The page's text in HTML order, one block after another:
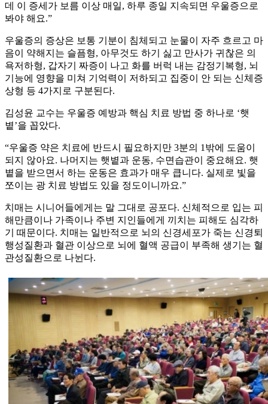
데 이 증세가 보름 이상 매일, 하루 종일 지속되면 우울증으로
봐야 해요.”
우울증의 증상은 보통 기분이 침체되고 눈물이 자주 흐르고 마
음이 약해지는 슬픔형, 아무것도 하기 싫고 만사가 귀찮은 의
욕저하형, 갑자기 짜증이 나고 화를 버럭 내는 감정기복형, 뇌
기능에 영향을 미쳐 기억력이 저하되고 집중이 안 되는 신체증
상형 등 4가지로 구분된다.
김성윤 교수는 우울증 예방과 핵심 치료 방법 중 하나로 ‘햇
볕’을 꼽았다.
“우울증 약은 치료에 반드시 필요하지만 3분의 1밖에 도움이
되지 않아요. 나머지는 햇볕과 운동, 수면습관이 중요해요. 햇
볕을 받으면서 하는 운동은 효과가 매우 큽니다. 실제로 빛을
쪼이는 광 치료 방법도 있을 정도이니까요.”
치매는 시니어들에게는 말 그대로 공포다. 신체적으로 입는 피
해만큼이나 가족이나 주변 지인들에게 끼치는 피해도 심각하
기 때문이다. 치매는 일반적으로 뇌의 신경세포가 죽는 신경퇴
행성질환과 혈관 이상으로 뇌에 혈액 공급이 부족해 생기는 혈
관성질환으로 나뉜다.